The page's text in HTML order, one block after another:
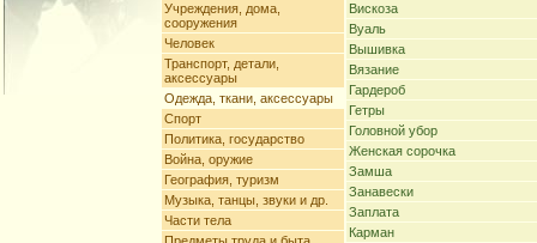
Учреждения, дома,
сооружения
Человек
Транспорт, детали,
аксессуары
Одежда, ткани, аксессуары
Спорт
Политика, государство
Война, оружие
География, туризм
Музыка, танцы, звуки и др.
Части тела
Вискоза
Вуаль
Вышивка
Вязание
Гардероб
Гетры
Головной убор
Женская сорочка
Замша
Занавески
Заплата
Карман